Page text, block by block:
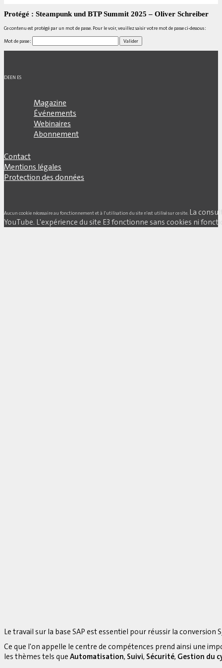
Protégé : Steampunk und BTP Summit 2025 – Oliver Schreiber
Ce contenu est protégé par un mot de passe. Pour le voir, veuillez saisir votre mot de passe ci-dessous :
Mot de passe :
DEEN ES
Magazine
Événements
Webinaires
Abonnement
Contact
Mentions légales
Protection des données
Aucun cookie nécessaire au fonctionnement et à l'utilisation du site n'est utilisé sur ce site. La
YouTube. L'expérience du site E3 fonctionne sans cookies ni
Le travail sur la base SAP est essentiel pour réussir la conversion
Ce que l'on appelle le centre de compétences prend ainsi une
les thèmes tels que Automatisation, Suivi, Sécurité, Gestion du